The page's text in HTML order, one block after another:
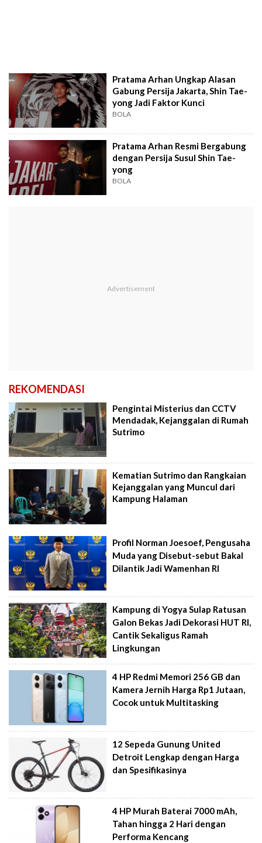
Pratama Arhan Ungkap Alasan
Gabung Persija Jakarta, Shin Tae-
yong Jadi Faktor Kunci
BOLA
Pratama Arhan Resmi Bergabung
dengan Persija Susul Shin Tae-
yong
BOLA
REKOMENDASI
Pengintai Misterius dan CCTV
Mendadak, Kejanggalan di Rumah
Sutrimo
Kematian Sutrimo dan Rangkaian
Kejanggalan yang Muncul dari
Kampung Halaman
Profil Norman Joesoef, Pengusaha
Muda yang Disebut-sebut Bakal
Dilantik Jadi Wamenhan RI
Kampung di Yogya Sulap Ratusan
Galon Bekas Jadi Dekorasi HUT RI,
Cantik Sekaligus Ramah
Lingkungan
4 HP Redmi Memori 256 GB dan
Kamera Jernih Harga Rp1 Jutaan,
Cocok untuk Multitasking
12 Sepeda Gunung United
Detroit Lengkap dengan Harga
dan Spesifikasinya
4 HP Murah Baterai 7000 mAh,
Tahan hingga 2 Hari dengan
Performa Kencang